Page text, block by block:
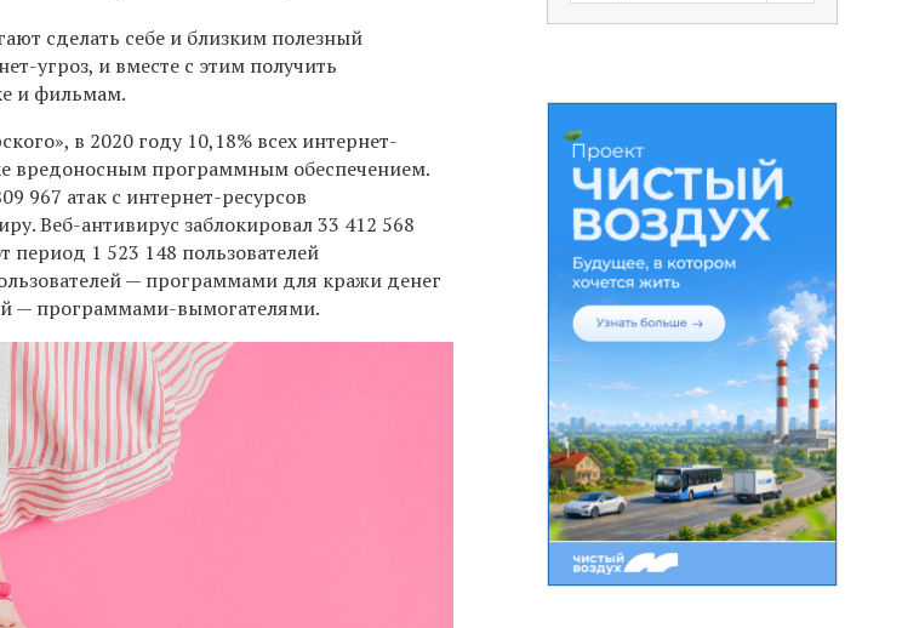
сделать себе и близким полезный
угроз, и вместе с этим получить
и фильмам.
в 2020 году 10,18% всех интернет-
вредоносным программным обеспечением.
967 атак с интернет-ресурсов
Веб-антивирус заблокировал 33 412 568
1 523 148 пользователей
— программами для кражи денег
— программами-вымогателями.